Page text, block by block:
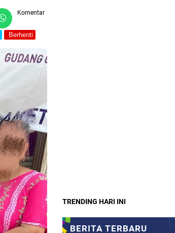
Komentar
Berhenti
TRENDING HARI INI